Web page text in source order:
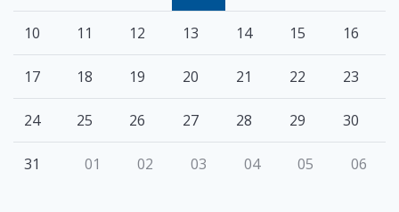
10 11 12 13 14 15 16
17 18 19 20 21 22 23
24 25 26 27 28 29 30
31 01 02 03 04 05 06